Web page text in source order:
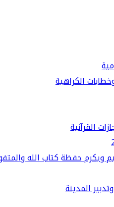
الكراهية
القرآنية
ويكرم حفظة كتاب الله
المدينة